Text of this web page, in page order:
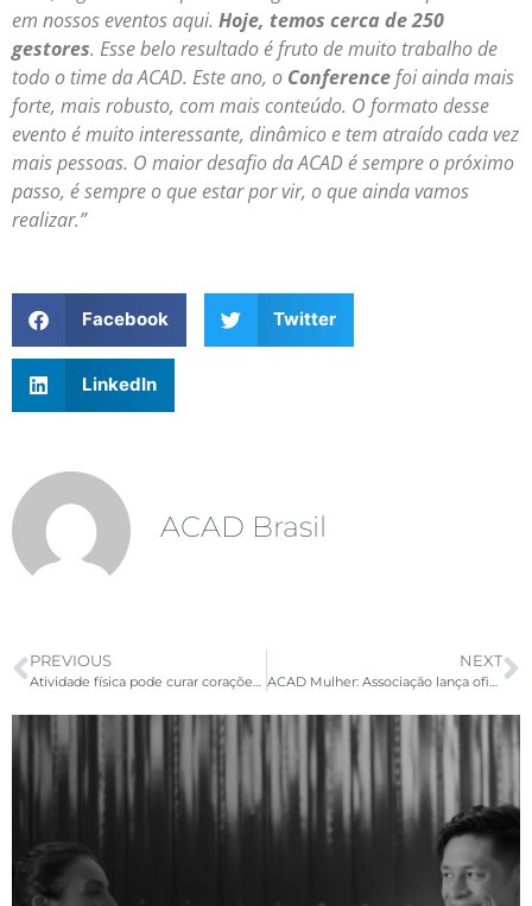
em nossos eventos aqui. Hoje, temos cerca de 250
gestores. Esse belo resultado é fruto de muito trabalho de
todo o time da ACAD. Este ano, o Conferencefoi ainda mais
forte, mais robusto, com mais conteúdo. O formato desse
evento é muito interessante, dinâmico e tem atraído cada vez
mais pessoas. O maior desafio da ACAD é sempre o próximo
passo, é sempre o que estar por vir, o que ainda vamos
realizar.”
Facebook Twitter
LinkedIn
ACAD Brasil
PREVIOUS NEXT